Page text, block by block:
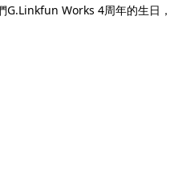
G.Linkfun Works 4周年的生日，